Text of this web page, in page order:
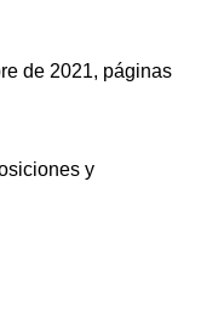
de 2021, páginas
y